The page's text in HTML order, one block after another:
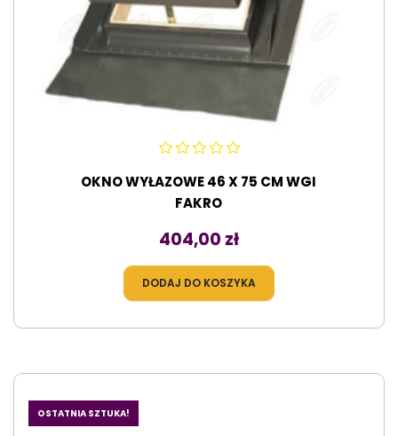
OKNO WYŁAZOWE 46 X 75 CM WGI
FAKRO
Cena
404,00 zł
DODAJ DO KOSZYKA
OSTATNIA SZTUKA!